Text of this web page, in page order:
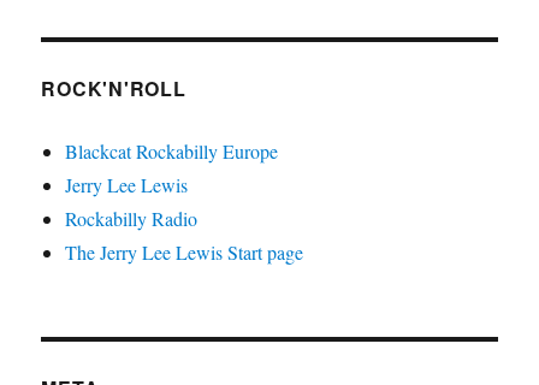
ROCK'N'ROLL
Blackcat Rockabilly Europe
Jerry Lee Lewis
Rockabilly Radio
The Jerry Lee Lewis Start page